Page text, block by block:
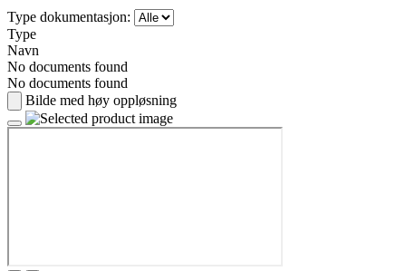
Type dokumentasjon:
Type
Navn
No documents found
No documents found
Bilde med høy oppløsning